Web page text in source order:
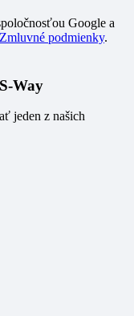
Google a
Zmluvné podmienky.
Way
jeden z našich